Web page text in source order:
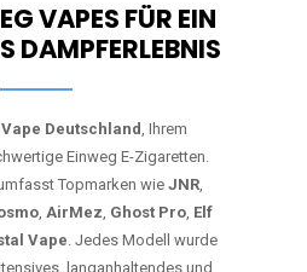
VAPES FÜR EIN
DAMPFERLEBNIS
Vape Deutschland, Ihrem
Einweg E-Zigaretten.
Topmarken wie JNR,
, AirMez, Ghost Pro, Elf
Vape. Jedes Modell wurde
langanhaltendes und